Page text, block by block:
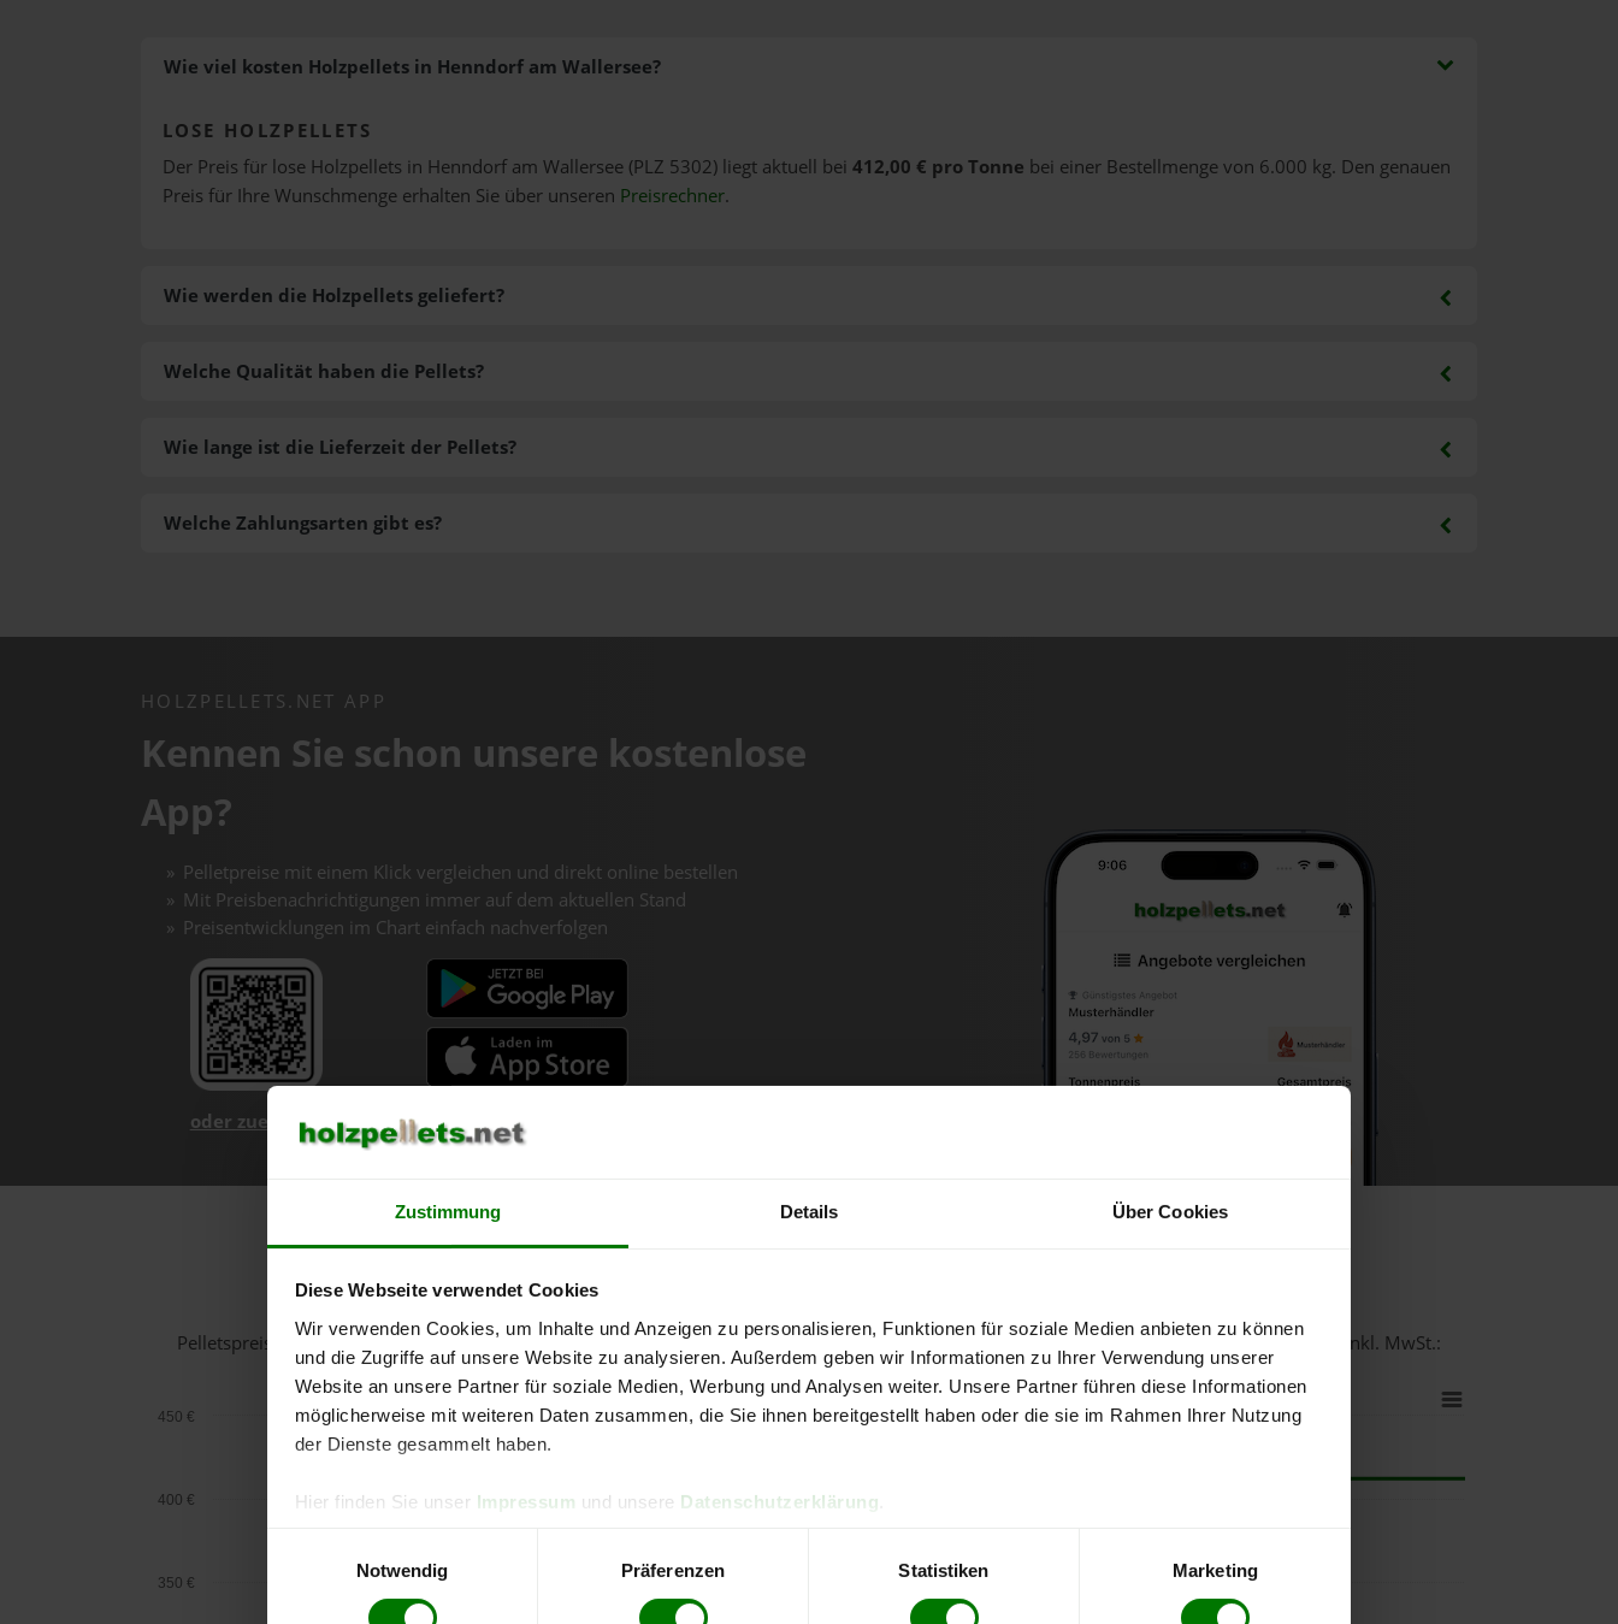
Zustimmung Details Über Cookies
Diese Webseite verwendet Cookies
Wir verwenden Cookies, um Inhalte und Anzeigen zu personalisieren, Funktionen für soziale Medien anbieten zu können
und die Zugriffe auf unsere Website zu analysieren. Außerdem geben wir Informationen zu Ihrer Verwendung unserer
Website an unsere Partner für soziale Medien, Werbung und Analysen weiter. Unsere Partner führen diese Informationen
möglicherweise mit weiteren Daten zusammen, die Sie ihnen bereitgestellt haben oder die sie im Rahmen Ihrer Nutzung
der Dienste gesammelt haben.
Hier finden Sie unser Impressum und unsere Datenschutzerklärung
Notwendig
Präferenzen Statistiken Marketing
Wie viel kosten Holzpellets in Henndorf am Wallersee?
LOSE HOLZPELLETS
Der Preis für lose Holzpellets in Henndorf am Wallersee (PLZ 5302) liegt aktuell bei 412,00 € pro Tonne bei einer Bestellmenge von 6.000 kg. Den genauen
Preis für Ihre Wunschmenge erhalten Sie über unseren Preisrechner.
Wie werden die Holzpellets geliefert?
Welche Zahlungsarten gibt es?
Welche Qualität haben die Pellets?
Wie lange ist die Lieferzeit der Pellets?
HOLZPELLETS.NET APP
Kennen Sie schon unsere kostenlose
App?
Pelletpreise mit einem Klick vergleichen und direkt online bestellen
Mit Preisbenachrichtigungen immer auf dem aktuellen Stand
Preisentwicklungen im Chart einfach nachverfolgen
oder zuerst mehr über unsere App erfahren
Holzpellets-Chart für Henndorf am Wallersee
Pelletspreise in Henndorf am Wallersee für 1 Tonne bei Abnahmevon 6 Tonnen loser Warein DINplus-/ENplus-Qualität bei einer Lieferstelle inkl. MwSt.:
350 €
400 €
450 €